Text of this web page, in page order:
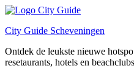
Ga
de
City Guide Scheveningen
Ontdek de leukste nieuwe
resetaurants, hotels en